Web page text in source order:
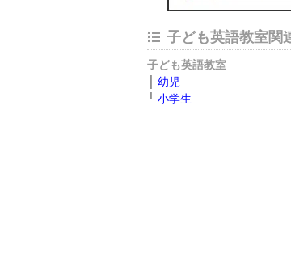
子ども英語教室関
子ども英語教室
幼児
小学生